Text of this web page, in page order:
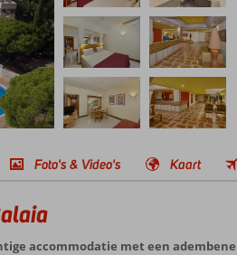
Foto's & Video's Kaart
accommodatie met een